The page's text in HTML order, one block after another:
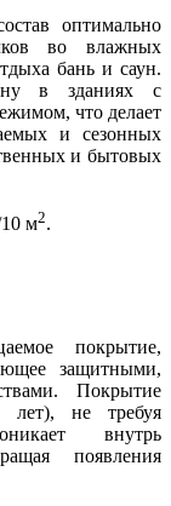
оптимально
во влажных
бань и саун.
в зданиях с
что делает
и сезонных
и бытовых
10 м2.
покрытие,
защитными,
Покрытие
лет), не требуя
внутрь
появления